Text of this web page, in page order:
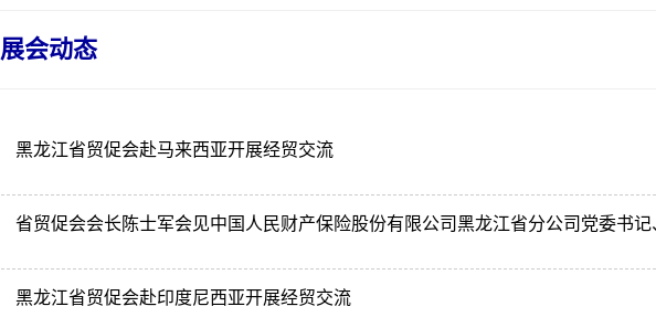
展会动态
黑龙江省贸促会赴马来西亚开展经贸交流
省贸促会会长陈士军会见中国人民财产保险股份有限公司黑龙江省分公司党委书
黑龙江省贸促会赴印度尼西亚开展经贸交流